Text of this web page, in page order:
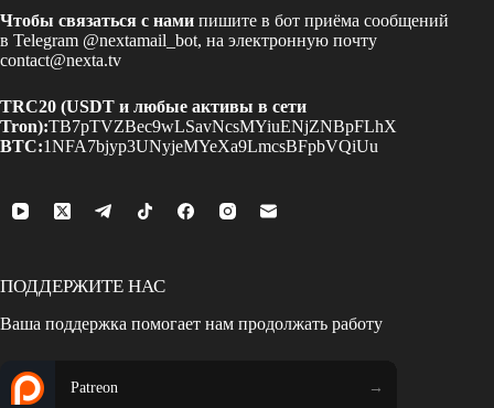
Чтобы связаться с нами пишите в бот приёма сообщений
в Telegram @nextamail_bot, на электронную почту
contact@nexta.tv
TRC20 (USDT и любые активы в сети
Tron):TB7pTVZBec9wLSavNcsMYiuENjZNBpFLhX
BTC:1NFA7bjyp3UNyjeMYeXa9LmcsBFpbVQiUu
ПОДДЕРЖИТЕ НАС
Ваша поддержка помогает нам продолжать работу
Patreon